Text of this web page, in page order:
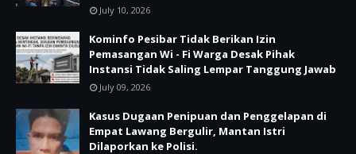
July 10, 2026
Kominfo Pesibar Tidak Berikan Izin
Pemasangan Wi - Fi Warga Desak Pihak
Instansi Tidak Saling Lempar Tanggung Jawab
July 09, 2026
Kasus Dugaan Penipuan dan Penggelapan di
Empat Lawang Bergulir, Mantan Istri
Dilaporkan ke Polisi.